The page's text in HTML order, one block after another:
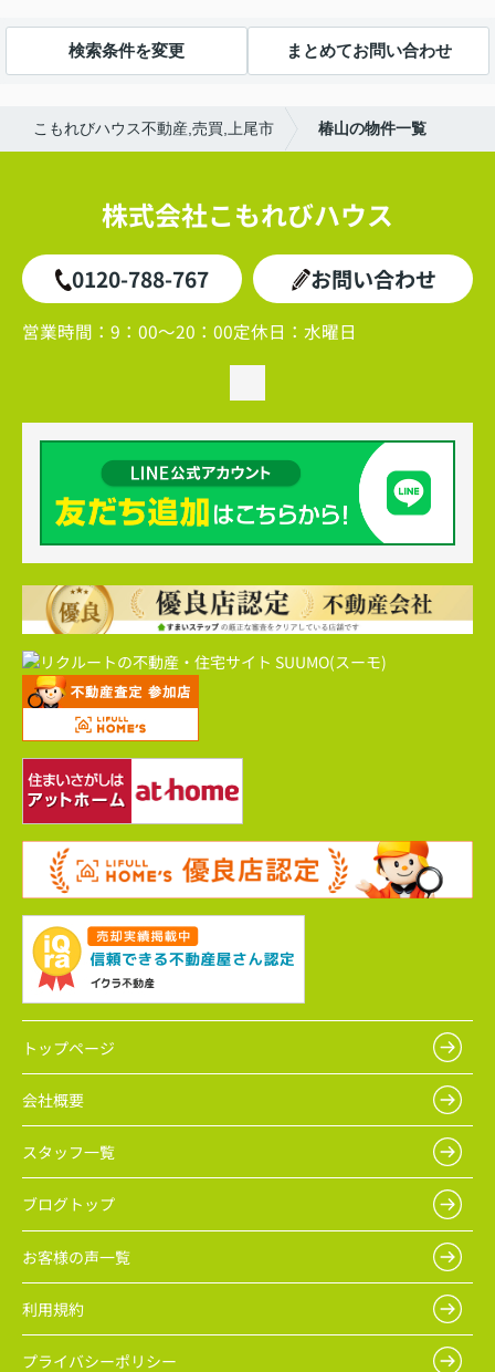
検索条件を変更 まとめてお問い合わせ
こもれびハウス不動産,売買,上尾市 椿山の物件一覧
株式会社こもれびハウス
0120-788-767 お問い合わせ
営業時間： 9：00～20：00定休日： 水曜日
トップページ
会社概要
スタッフ一覧
ブログトップ
お客様の声一覧
利用規約
プライバシーポリシー